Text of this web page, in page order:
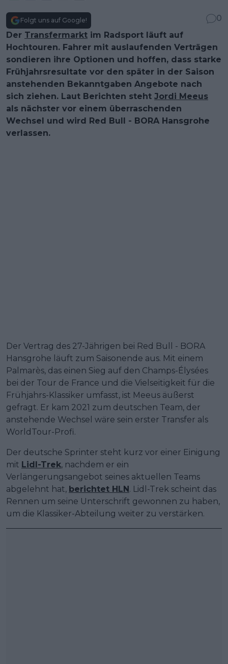
Folgt uns auf Google!
0
Der Transfermarkt im Radsport läuft auf
Hochtouren. Fahrer mit auslaufenden Verträgen
sondieren ihre Optionen und hoffen, dass starke
Frühjahrsresultate vor den später in der Saison
anstehenden Bekanntgaben Angebote nach
sich ziehen. Laut Berichten steht Jordi Meeus
als nächster vor einem überraschenden
Wechsel und wird Red Bull - BORA Hansgrohe
verlassen.
Der Vertrag des 27-Jährigen bei Red Bull - BORA
Hansgrohe läuft zum Saisonende aus. Mit einem
Palmarès, das einen Sieg auf den Champs-Élysées
bei der Tour de France und die Vielseitigkeit für die
Frühjahrs-Klassiker umfasst, ist Meeus äußerst
gefragt. Er kam 2021 zum deutschen Team, der
anstehende Wechsel wäre sein erster Transfer als
WorldTour-Profi.
Der deutsche Sprinter steht kurz vor einer Einigung
mit Lidl-Trek, nachdem er ein
Verlängerungsangebot seines aktuellen Teams
abgelehnt hat, berichtet HLN. Lidl-Trek scheint das
Rennen um seine Unterschrift gewonnen zu haben,
um die Klassiker-Abteilung weiter zu verstärken.